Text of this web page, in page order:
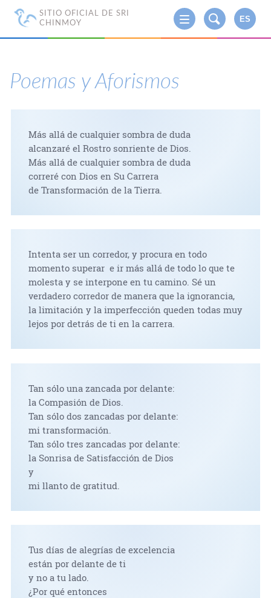
SITIO OFICIAL DE SRI
CHINMOY
ES
Poemas y Aforismos
Más allá de cualquier sombra de duda
alcanzaré el Rostro sonriente de Dios.
Más allá de cualquier sombra de duda
correré con Dios en Su Carrera
de Transformación de la Tierra.
Intenta ser un corredor, y procura en todo
momento superar e ir más allá de todo lo que te
molesta y se interpone en tu camino. Sé un
verdadero corredor de manera que la ignorancia,
la limitación y la imperfección queden todas muy
lejos por detrás de ti en la carrera.
Tan sólo una zancada por delante:
la Compasión de Dios.
Tan sólo dos zancadas por delante:
mi transformación.
Tan sólo tres zancadas por delante:
la Sonrisa de Satisfacción de Dios
y
mi llanto de gratitud.
Tus días de alegrías de excelencia
están por delante de ti
y no a tu lado.
¿Por qué entonces